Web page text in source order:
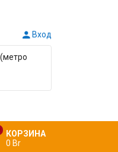
Вход
КОРЗИНА
0 Br